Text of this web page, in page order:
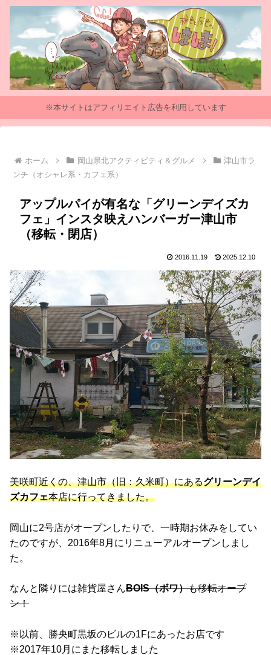
※本サイトはアフィリエイト広告を利用しています
ホーム 岡山県北アクティビティ＆グルメ
津山市ラ
ンチ（オシャレ系・カフェ系）
アップルパイが有名な「グリーンデイズカ
フェ」インスタ映えハンバーガー津山市
（移転・閉店）
2016.11.19 2025.12.10
美咲町近くの、津山市（旧：久米町）にあるグリーンデイ
ズカフェ本店に行ってきました。
岡山に2号店がオープンしたりで、一時期お休みをしてい
たのですが、2016年8月にリニューアルオープンしまし
た。
なんと隣りには雑貨屋さんBOIS（ボワ）も移転オープ
ン！
※以前、勝央町黒坂のビルの1Fにあったお店です
※2017年10月にまた移転しました